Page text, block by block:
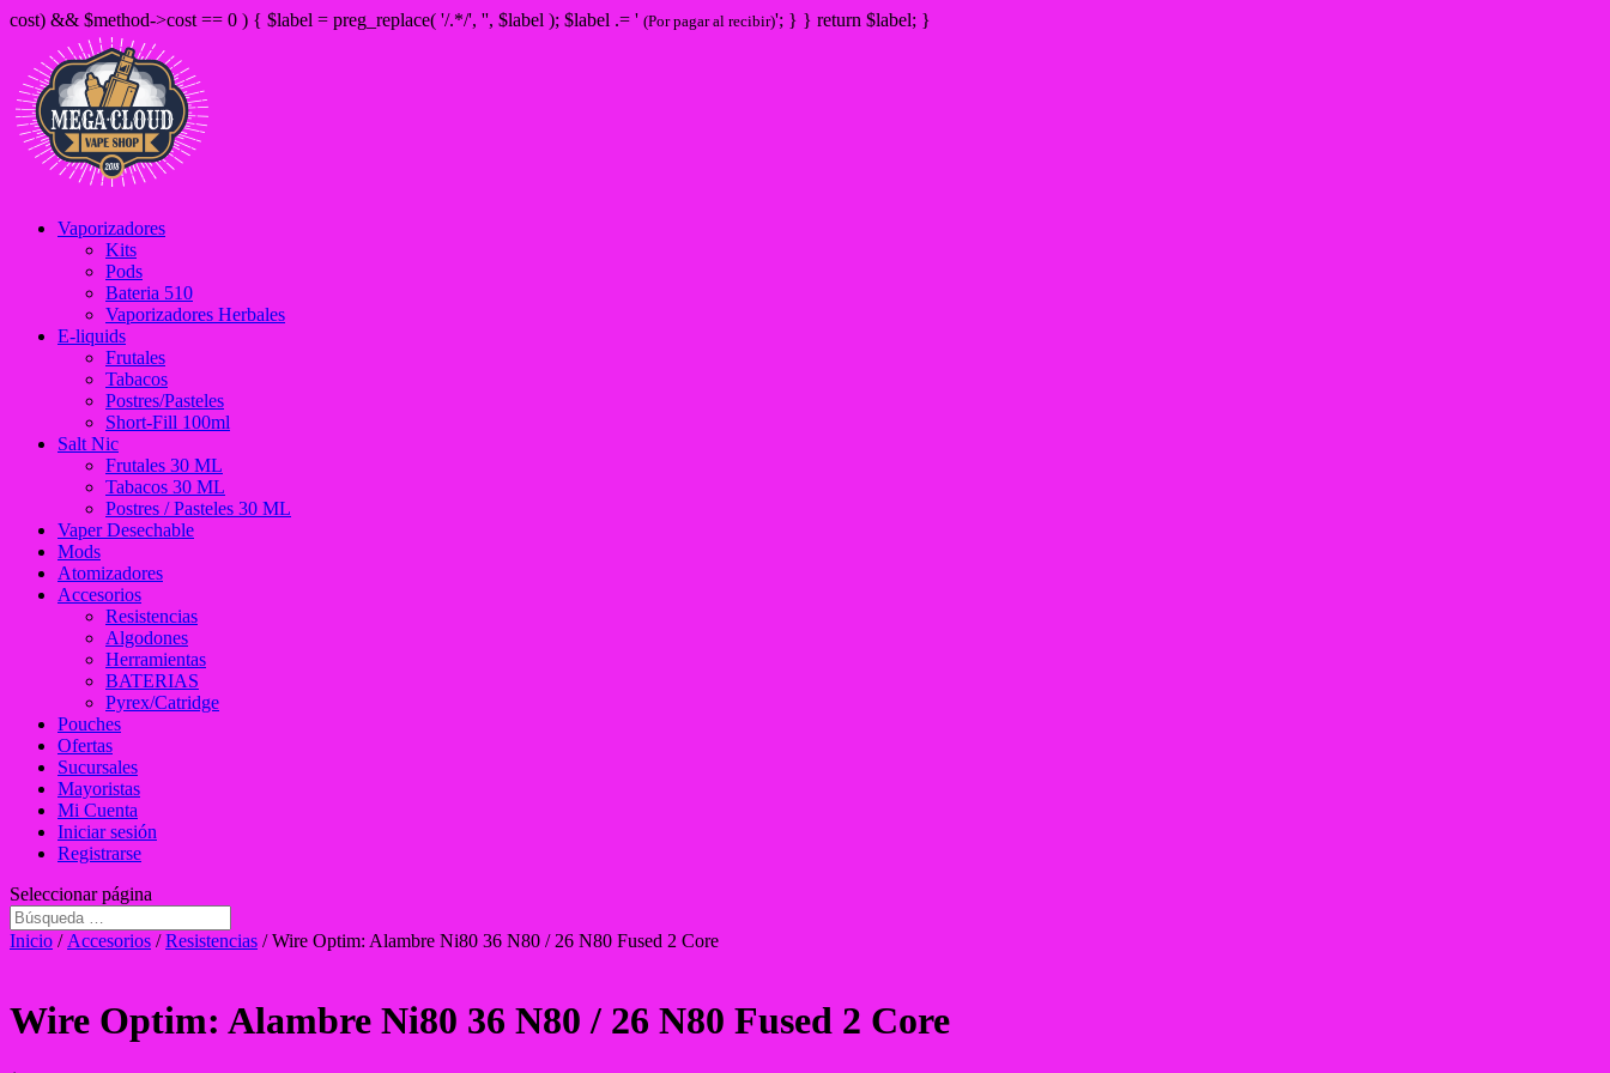
cost) && $method->cost == 0 ) { $label = preg_replace( '/.*/', '', $label ); $label .= ' (Por pagar al recibir)'; } } return $label; }
Vaporizadores
Kits
Pods
Bateria 510
Vaporizadores Herbales
E-liquids
Frutales
Tabacos
Postres/Pasteles
Short-Fill 100ml
Salt Nic
Frutales 30 ML
Tabacos 30 ML
Postres / Pasteles 30 ML
Vaper Desechable
Mods
Atomizadores
Accesorios
Resistencias
Algodones
Herramientas
BATERIAS
Pyrex/Catridge
Pouches
Ofertas
Sucursales
Mayoristas
Mi Cuenta
Iniciar sesión
Registrarse
Seleccionar página
Inicio / Accesorios /Resistencias / Wire Optim: Alambre Ni80 36 N80 / 26 N80 Fused 2 Core
Wire Optim: Alambre Ni80 36 N80 / 26 N80 Fused 2 Core